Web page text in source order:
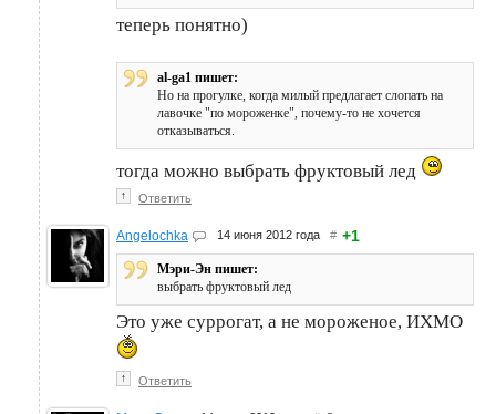
теперь понятно)
al-ga1 пишет:
Но на прогулке, когда милый предлагает слопать на
лавочке "по мороженке", почему-то не хочется
отказываться.
тогда можно выбрать фруктовый лед
↑ Ответить
Angelochka 14 июня 2012 года # +1
Мэри-Эн пишет:
выбрать фруктовый лед
Это уже суррогат, а не мороженое, ИХМО
↑ Ответить